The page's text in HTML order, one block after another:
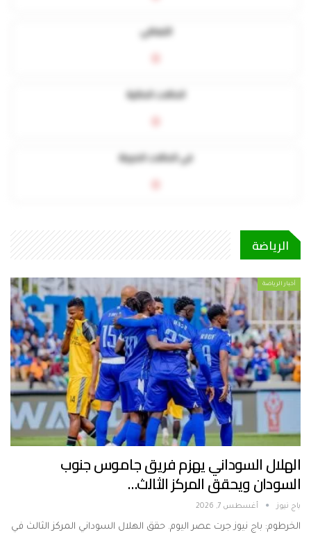
التعافي
في الحالات الحرجة
الرياضة
أخبار الرياضة
الهلال السوداني يهزم فريق جاموس جنوب
السودان ويحقق المركز الثالث…
باج نيوز أغسطس 7, 2026
الخرطوم: باج نيوز جرت عصر اليوم. حقق الهلال السوداني المركز الثالث في